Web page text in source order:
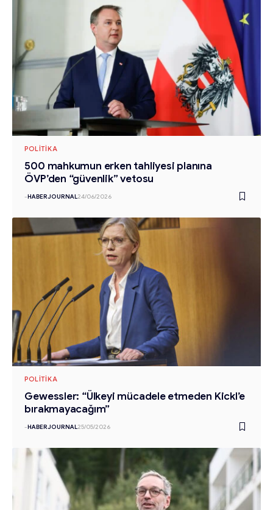
POLITIKA
500 mahkumun erken tahliyesi planına
ÖVP’den “güvenlik” vetosu
-HABERJOURNAL24/06/2026
POLITIKA
Gewessler: “Ülkeyi mücadele etmeden Kickl’e
bırakmayacağım”
-HABERJOURNAL25/05/2026